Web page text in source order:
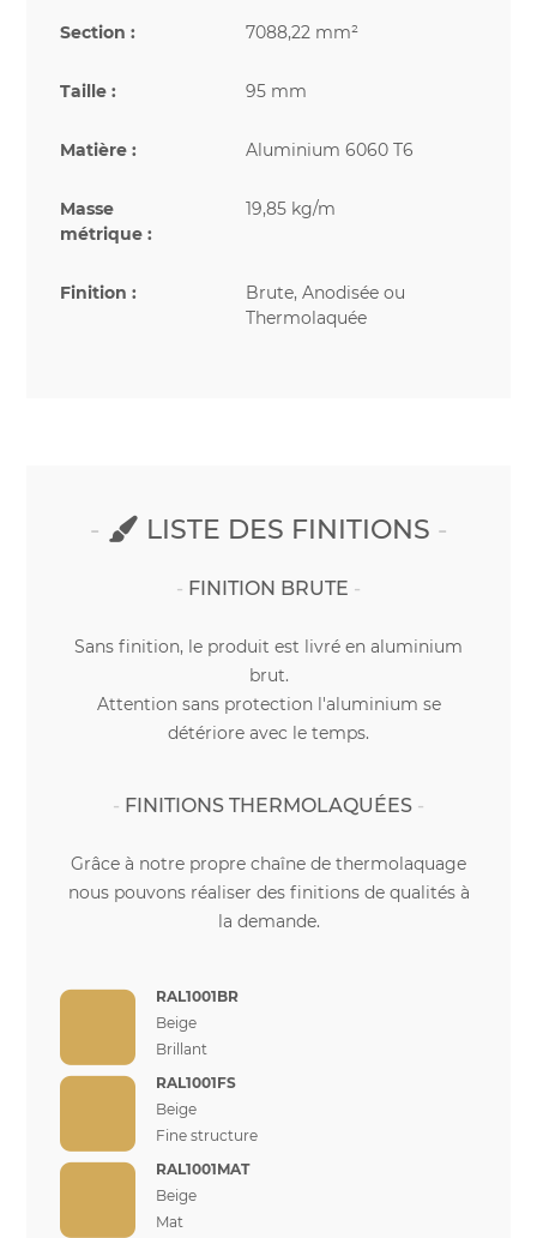
Section : 7088,22 mm²
Taille : 95 mm
Matière : Aluminium 6060 T6
Masse
métrique :
19,85 kg/m
Finition :
Brute, Anodisée ou
Thermolaquée
LISTE DES FINITIONS
FINITION BRUTE
Sans finition, le produit est livré en aluminium
brut.
Attention sans protection l'aluminium se
détériore avec le temps.
FINITIONS THERMOLAQUÉES
Grâce à notre propre chaîne de thermolaquage
nous pouvons réaliser des finitions de qualités à
la demande.
RAL1001BR
Beige
Brillant
RAL1001FS
Beige
Fine structure
RAL1001MAT
Beige
Mat